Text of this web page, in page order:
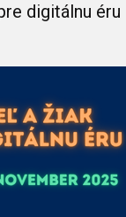
digitálnu éru